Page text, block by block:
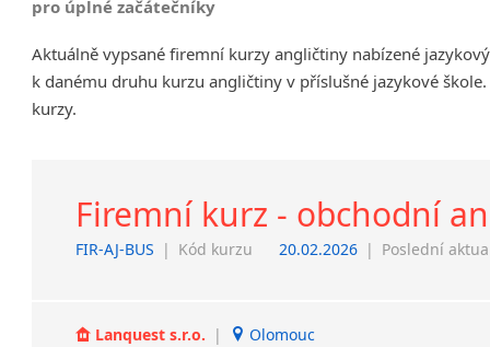
Děčín
Hodonín
Prostějov
Sedlčany
Tišnov
pro úplné začátečníky
Aktuálně vypsané firemní kurzy angličtiny nabízené
k danému druhu kurzu angličtiny v příslušné jazykové
kurzy.
Firemní kurz - obchodní
FIR-AJ-BUS | Kód kurzu 20.02.2026 | Poslední
Lanquest s.r.o. | Olomouc